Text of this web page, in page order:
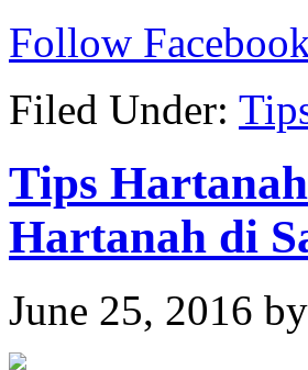
Follow
Filed Under:
Tips
Hartanah di
June 25, 2016 by